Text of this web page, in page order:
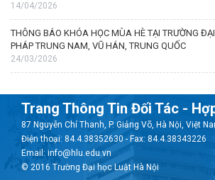
14/04/2026
THÔNG BÁO KHÓA HỌC MÙA HÈ TẠI TRƯỜNG
PHÁP TRUNG NAM, VŨ HÁN, TRUNG QUỐC
24/03/2026
Trang Thông Tin Đối Tác -
87 Nguyễn Chí Thanh, P. Giảng Võ, Hà Nội, Việt
Điện thoại: 84.4.38352630 - Fax: 84.4.38343226
Email: info@hlu.edu.vn
© 2016 Trường Đại học Luật Hà Nội